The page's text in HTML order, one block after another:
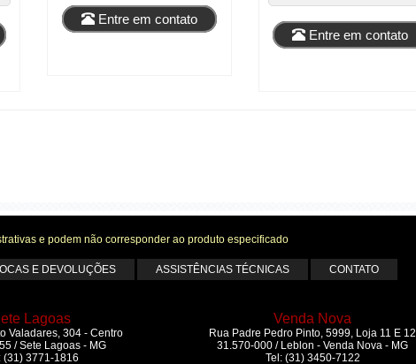
Entre em contato
Entre em contato
e podem não corresponder ao produto especificado
E DEVOLUÇÕES ASSISTÊNCIAS TÉCNICAS CONTATO
Lagoas
Valadares, 304 - Centro
/ Sete Lagoas - MG
(31) 3771-1816
Venda Nova
Rua Padre Pedro Pinto, 5999, Loja 11 E 12
31.570-000 / Leblon - Venda Nova - MG
Tel: (31) 3450-7122